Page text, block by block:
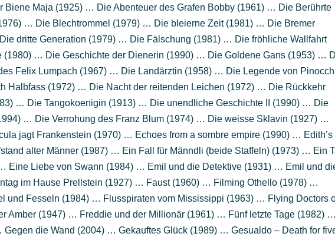
Biene Maja (1925) … Die Abenteuer des Grafen Bobby (1961) … Die Berührte
… Die Blechtrommel (1979) … Die bleierne Zeit (1981) … Die Bremer
dritte Generation (1979) … Die Fälschung (1981) … Die fröhliche Wallfahrt
(1980) … Die Geschichte der Dienerin (1990) … Die Goldene Gans (1953) …
Felix Lumpach (1967) … Die Landärztin (1958) … Die Legende von
Halbfass (1972) … Die Nacht der reitenden Leichen (1972) … Die Rückkehr
… Die Tangokoenigin (1913) … Die unendliche Geschichte II (1990) … Die
… Die Verrohung des Franz Blum (1974) … Die weisse Sklavin (1927) …
jagt Frankenstein (1970) … Echoes from a sombre empire (1990) … Edith’s
alter Männer (1987) … Ein Fall für Männdli (beide Staffeln) (1973) … Ein
Eine Liebe von Swann (1984) … Emil und die Detektive (1931) … Emil und
im Hause Prellstein (1927) … Faust (1960) … Filming Othello (1978) …
und Fesseln (1984) … Flusspiraten vom Mississippi (1963) … Flying Doctors
Amber (1947) … Freddie und der Millionär (1961) … Fünf letzte Tage (1982) …
die Wand (2004) … Gekauftes Glück (1989) … Gesualdo – Death for